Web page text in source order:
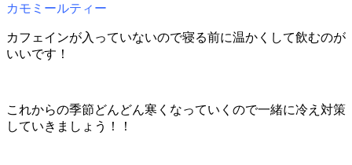
カモミールティー
カフェインが入っていないので寝る前に温かくして飲むのが
いいです！
これからの季節どんどん寒くなっていくので一緒に冷え対策
していきましょう！！